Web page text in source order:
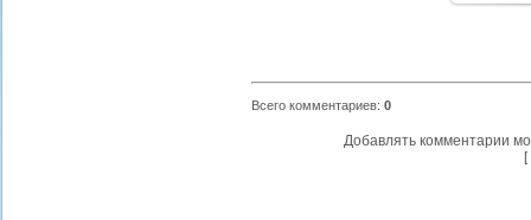
Всего комментариев: 0
Добавлять комментарии
[